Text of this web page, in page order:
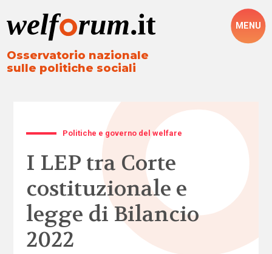
Osservatorio nazionale
sulle politiche sociali
MENU
Politiche e governo del welfare
I LEP tra Corte
costituzionale e
legge di Bilancio
2022